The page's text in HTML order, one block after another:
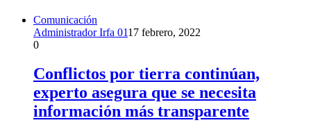
Comunicación
Administrador Irfa 0117 febrero, 2022
0
Conflictos por tierra continúan,
experto asegura que se necesita
información más transparente